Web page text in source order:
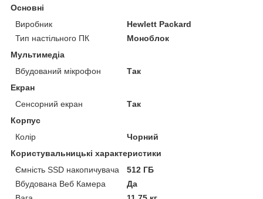
Основні
Виробник
Hewlett Packard
Тип настільного ПК
Моноблок
Мультимедіа
Вбудований мікрофон
Так
Екран
Сенсорний екран
Так
Корпус
Колір
Чорний
Користувальницькі характеристики
Ємність SSD накопичувача
512 ГБ
Вбудована Веб Камера
Да